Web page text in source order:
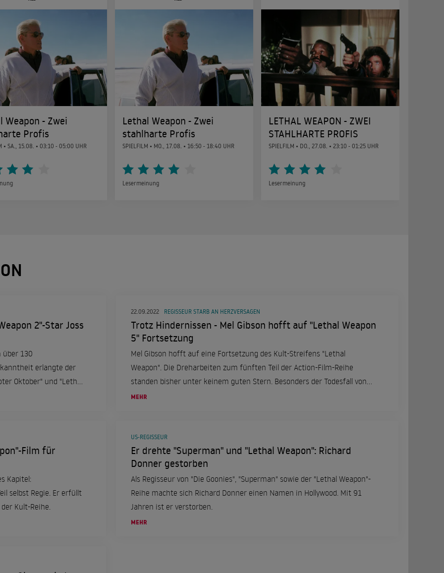
Weapon - Zwei
Profis
• SA., 15.08. • 03:10 - 05:00 UHR
Lethal Weapon - Zwei
stahlharte Profis
SPIELFILM • MO., 17.08. • 16:50 - 18:40 UHR
Lesermeinung
LETHAL WEAPON - ZWEI
STAHLHARTE PROFIS
SPIELFILM • DO., 27.08. • 23:10 - 01:25 UHR
Lesermeinung
2"-Star Joss
über 130
erlangte der
Oktober" und "Lethal
22.09.2022 REGISSEUR STARB AN HERZVERSAGEN
Trotz Hindernissen - Mel Gibson hofft auf "Lethal Weapon
5" Fortsetzung
Mel Gibson hofft auf eine Fortsetzung des Kult-Streifens "Lethal
Weapon". Die Dreharbeiten zum fünften Teil der Action-Film-Reihe
standen bisher unter keinem guten Stern. Besonders der Todesfall von
Regisseur Richard Donner brachte die Produktion ins Wanken. Doch es
beginnen können.
MEHR
Film für
Kapitel:
selbst Regie. Er erfüllt
Kult-Reihe.
US-REGISSEUR
Er drehte "Superman" und "Lethal Weapon": Richard
Donner gestorben
Als Regisseur von "Die Goonies", "Superman" sowie der "Lethal Weapon"-
Reihe machte sich Richard Donner einen Namen in Hollywood. Mit 91
Jahren ist er verstorben.
MEHR